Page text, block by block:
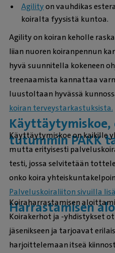
Agilityon vauhdikas
koiralta fyysistä kuntoa.
Agility on koiran keholle
liian nuoren koiranpennun
hyvä suunnitella kokeneen
treenaamista kannattaa
luustoltaan hyvässä
koiran terveystarkastuksista.
Käyttäytymiskoe,
tutummin PAKK
Käyttäytymiskoe on kaikille
mutta erityisesti
testi, jossa selvitetään
onko koira
Palveluskoiraliiton sivuilla
Harrastamisen
Koiraharrastamisen
Koirakerhot ja -yhdistykset
jäsenikseen ja tarjoavat
harjoittelemaan itseä